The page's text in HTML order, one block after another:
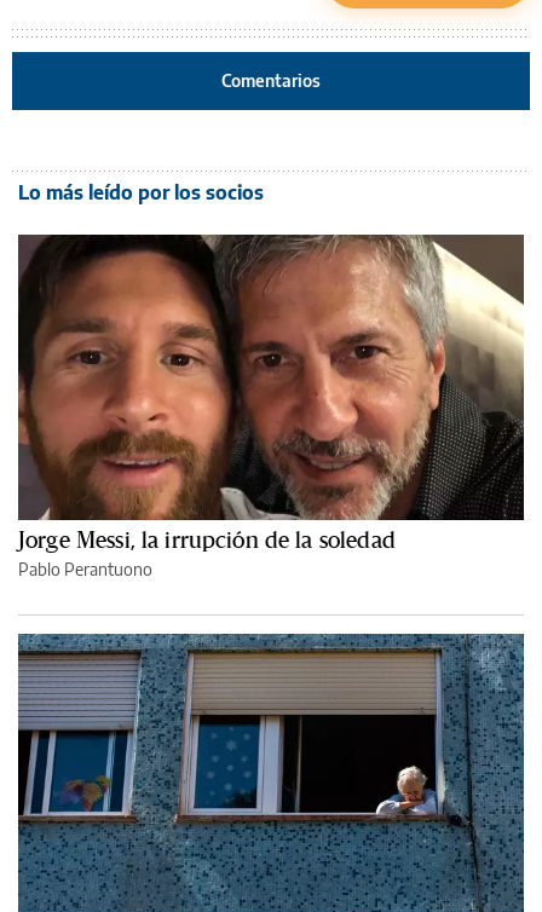
Comentarios
Lo más leído por los socios
Jorge Messi, la irrupción de la soledad
Pablo Perantuono